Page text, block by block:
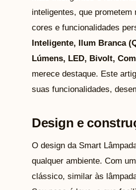
inteligentes, que
cores e funcionalidades
Inteligente, Ilum Branca
Lúmens, LED, Bivolt,
merece destaque. Este
suas funcionalidades,
Design e
O design da Smart
qualquer ambiente. Com
clássico, similar às